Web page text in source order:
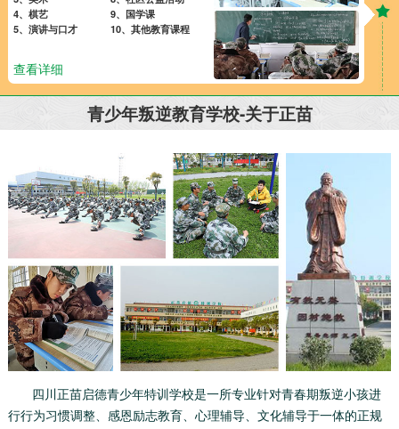
4、棋艺
9、国学课
5、演讲与口才
10、其他教育课程
查看详细
青少年叛逆教育学校-关于正苗
四川正苗启德青少年特训学校是一所专业针对青春期叛逆小孩进
行行为习惯调整、感恩励志教育、心理辅导、文化辅导于一体的正规